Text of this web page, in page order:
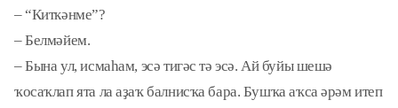
– “Киткәнме”?
– Белмәйем.
– Бына ул, исмаһам, эсә тигәс тә эсә. Ай буйы шешә
ҡосаҡлап ята ла аҙаҡ балнисҡа бара. Бушҡа аҡса әрәм итеп